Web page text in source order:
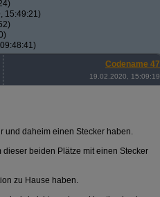
15:49:21)
Codename 47
19.02.2020, 15:09:19
und daheim einen Stecker haben.
beiden Plätze mit einen Stecker
zu Hause haben.